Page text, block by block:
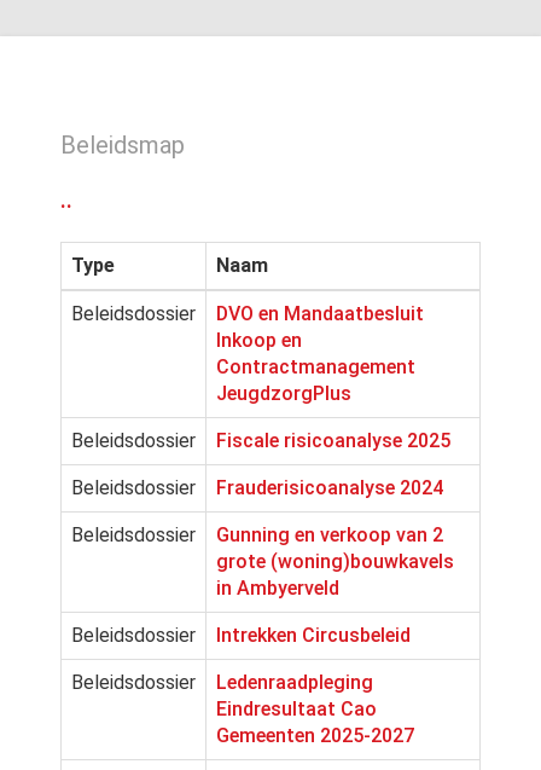
Beleidsmap
..
Type Naam
Beleidsdossier
DVO en Mandaatbesluit
Inkoop en
Contractmanagement
JeugdzorgPlus
Beleidsdossier Fiscale risicoanalyse 2025
Beleidsdossier Frauderisicoanalyse 2024
Beleidsdossier
Gunning en verkoop van 2
grote (woning)bouwkavels
in Ambyerveld
Beleidsdossier Intrekken Circusbeleid
Beleidsdossier
Ledenraadpleging
Eindresultaat Cao
Gemeenten 2025-2027